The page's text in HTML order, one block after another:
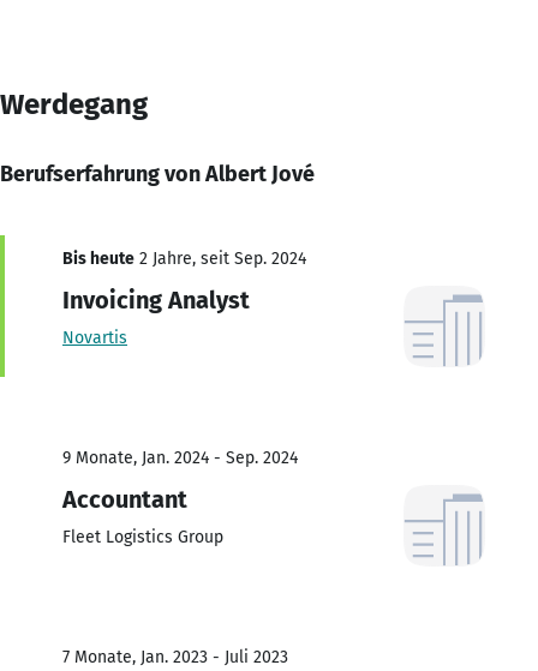
Werdegang
Berufserfahrung von Albert Jové
Bis heute 2 Jahre, seit Sep. 2024
Invoicing Analyst
Novartis
9 Monate, Jan. 2024 - Sep. 2024
Accountant
Fleet Logistics Group
7 Monate, Jan. 2023 - Juli 2023